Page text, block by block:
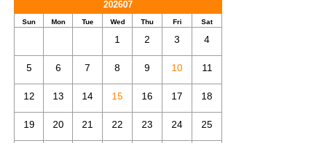
202607
Sun Mon Tue Wed Thu Fri Sat
1 2 3 4
5 6 7 8 9 10 11
12 13 14 15 16 17 18
19 20 21 22 23 24 25